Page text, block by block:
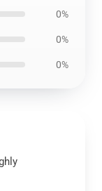
0%
0%
0%